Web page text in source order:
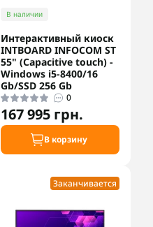
В наличии
Интерактивный киоск
INTBOARD INFOCOM ST
55" (Capacitive touch) -
Windows i5-8400/16
Gb/SSD 256 Gb
0
167 995 грн.
В корзину
Заканчивается